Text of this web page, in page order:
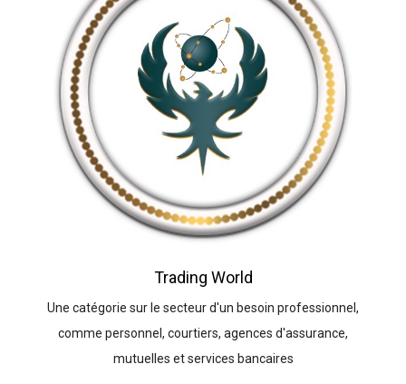
Trading World
Une catégorie sur le secteur d'un besoin professionnel,
comme personnel, courtiers, agences d'assurance,
mutuelles et services bancaires